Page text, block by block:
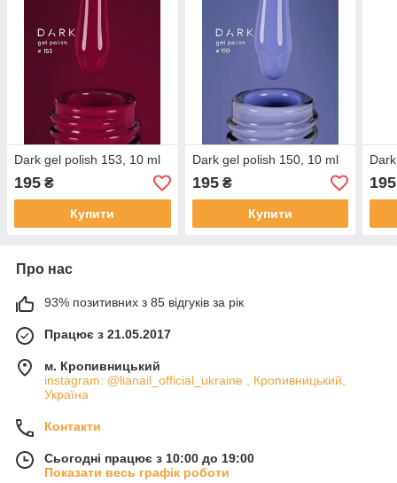
Dark gel polish 153, 10 ml
195 ₴
Купити
Dark gel polish 150, 10 ml
195₴
Купити
195
Про нас
93% позитивних з 85 відгуків за рік
Працює з 21.05.2017
м. Кропивницький
instagram: @lianail_official_ukraine , Кропивницький,
Україна
Контакти
Сьогодні працює з 10:00 до 19:00
Показати весь графік роботи